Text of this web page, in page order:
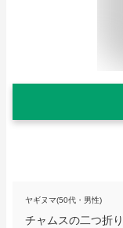
ヤギヌマ(50代・男性)
チャムスの二つ折